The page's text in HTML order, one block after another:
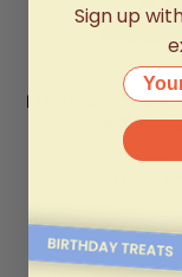
Matusalem“索莱拉
珍藏朗姆
Sign up
Your